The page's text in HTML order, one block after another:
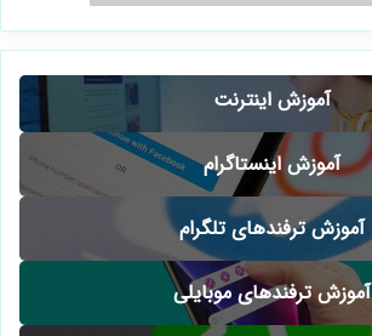
آموزش اینترنت
آموزش اینستاگرام
آموزش ترفندهای تلگرام
آموزش ترفندهای موبایلی